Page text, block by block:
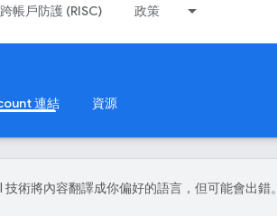
跨帳戶防護 (RISC) 政策
連結 資源
技術將內容翻譯成你偏好的語言，但可能會出錯。